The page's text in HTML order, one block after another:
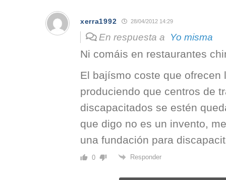
xerra1992 28/04/2012 14:29
En respuesta a Yo misma
Ni comáis en restaurantes
El bajísmo coste que ofrecen
produciendo que centros de
discapacitados se estén
que digo no es un invento,
una fundación para
0 Responder